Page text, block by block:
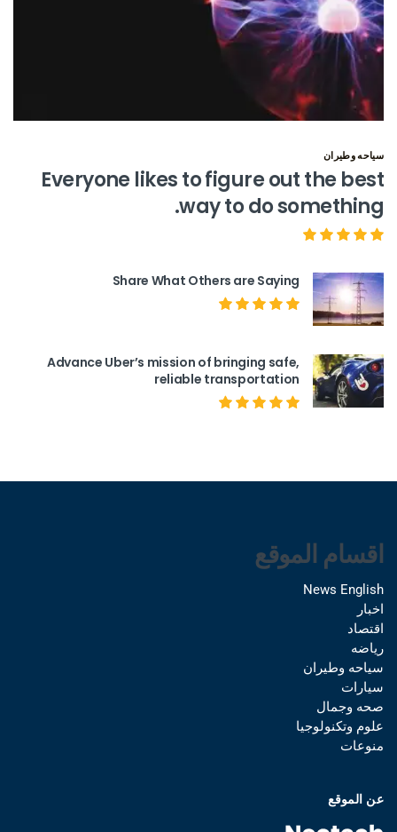
سياحه وطيران
Everyone likes to figure out the best
way to do something.
Share What Others are Saying
Advance Uber’s mission of bringing safe,
reliable transportation
اقسام الموقع
News English
اخبار
اقتصاد
رياضه
سياحه وطيران
سيارات
صحه وجمال
علوم وتكنولوجيا
منوعات
عن الموقع